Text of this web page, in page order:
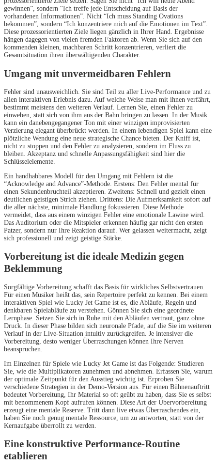
gewinnen”, sondern “Ich treffe jede Entscheidung auf Basis der
vorhandenen Informationen”. Nicht “Ich muss Standing Ovations
bekommen”, sondern “Ich konzentriere mich auf die Emotionen im Text”.
Diese prozessorientierten Ziele liegen gänzlich in Ihrer Hand. Ergebnisse
hängen dagegen von vielen fremden Faktoren ab. Wenn Sie sich auf den
kommenden kleinen, machbaren Schritt konzentrieren, verliert die
Gesamtsituation ihren überwältigenden Charakter.
Umgang mit unvermeidbaren Fehlern
Fehler sind unausweichlich. Sie sind Teil zu aller Live-Performance und zu
allen interaktiven Erlebnis dazu. Auf welche Weise man mit ihnen verfährt,
bestimmt meistens den weiteren Verlauf. Lernen Sie, einen Fehler zu
einweben, statt sich von ihm aus der Bahn bringen zu lassen. In der Musik
kann ein danebengegangener Ton mit einer winzigen improvisierten
Verzierung elegant überbrückt werden. In einem lebendigen Spiel kann eine
plötzliche Wendung eine neue strategische Chance bieten. Der Kniff ist,
nicht zu stoppen und den Fehler zu analysieren, sondern im Fluss zu
bleiben. Akzeptanz und schnelle Anpassungsfähigkeit sind hier die
Schlüsselelemente.
Ein handhabbares Modell für den Umgang mit Fehlern ist die
“Acknowledge and Advance”-Methode. Erstens: Den Fehler mental für
einen Sekundenbruchteil akzeptieren. Zweitens: Schnell und gezielt einen
deutlichen geistigen Strich ziehen. Drittens: Die Aufmerksamkeit sofort auf
die aller nächste, minimale Handlung fokussieren. Diese Methode
vermeidet, dass aus einem winzigen Fehler eine emotionale Lawine wird.
Das Auditorium oder die Mitspieler erkennen häufig gar nicht den ersten
Patzer, sondern nur Ihre Reaktion darauf. Wer gelassen weitermacht, zeigt
sich professionell und zeigt geistige Stärke.
Vorbereitung ist die ideale Medizin gegen
Beklemmung
Sorgfältige Vorbereitung schafft das Basis für wirkliches Selbstvertrauen.
Für einen Musiker heißt das, sein Repertoire perfekt zu kennen. Bei einem
interaktiven Spiel wie Lucky Jet Game ist es, die Abläufe, Regeln und
denkbaren Spielabläufe zu verstehen. Gönnen Sie sich eine geordnete
Lernphase. Setzen Sie sich in Ruhe mit den Abläufen vertraut, ganz ohne
Druck. In dieser Phase bilden sich neuronale Pfade, auf die Sie im weiteren
Verlauf in der Live-Situation intuitiv zurückgreifen. Je intensiver die
Vorbereitung, desto weniger Überraschungen können Ihre Nerven
beanspruchen.
Im Einzelnen für Spiele wie Lucky Jet Game ist das Folgende: Studieren
Sie, wie die Multiplikatoren zunehmen und abnehmen. Erfassen Sie, warum
der optimale Zeitpunkt für den Ausstieg wichtig ist. Erproben Sie
verschiedene Strategien in der Demo-Version aus. Für einen Bühnenauftritt
bedeutet Vorbereitung, Ihr Material so oft geübt zu haben, dass Sie es selbst
mit benommenem Kopf aufrufen können. Diese Art der Übervorbereitung
erzeugt eine mentale Reserve. Tritt dann live etwas Überraschendes ein,
haben Sie noch genug mentale Ressource, um zu antworten, statt von der
Kernaufgabe überrollt zu werden.
Eine konstruktive Performance-Routine
etablieren